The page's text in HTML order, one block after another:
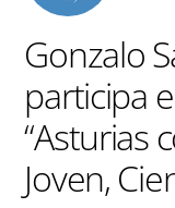
Gonzalo
participa
“Asturias
Joven,